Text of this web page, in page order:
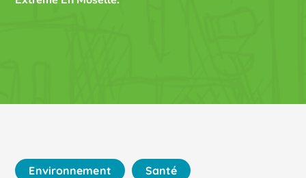
Environnement Santé